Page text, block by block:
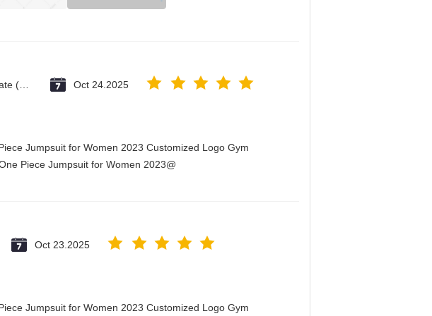
Oct 24.2025
Jumpsuit for Women 2023 Customized Logo Gym
Piece Jumpsuit for Women 2023@
Oct 23.2025
Jumpsuit for Women 2023 Customized Logo Gym